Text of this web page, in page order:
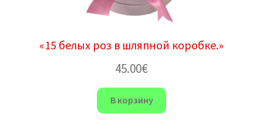
«15 белых роз в шляпной коробке.»
45.00€
В корзину